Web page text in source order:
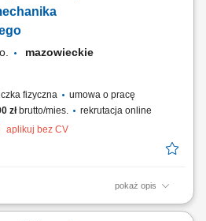
mazowieckie
fizyczna
umowa o pracę
złbrutto/mies.
rekrutacja online
aplikuj bez CV
pokaż opis
karoserii (szpachlowanie,